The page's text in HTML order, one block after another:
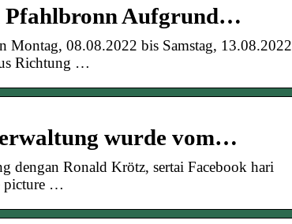
Pfahlbronn Aufgrund…
08.08.2022 bis Samstag, 13.08.2022
Richtung …
wurde vom…
dengan Ronald Krötz, sertai Facebook hari
picture …